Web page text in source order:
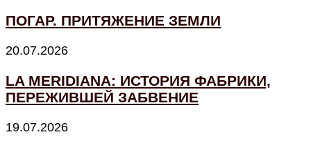
ПОГАР. ПРИТЯЖЕНИЕ ЗЕМЛИ
20.07.2026
LA MERIDIANA: ИСТОРИЯ ФАБРИКИ,
ПЕРЕЖИВШЕЙ ЗАБВЕНИЕ
19.07.2026